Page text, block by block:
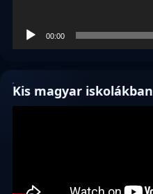
00:00
Kis magyar iskolákban